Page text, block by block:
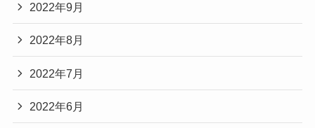
2022年9月
2022年8月
2022年7月
2022年6月